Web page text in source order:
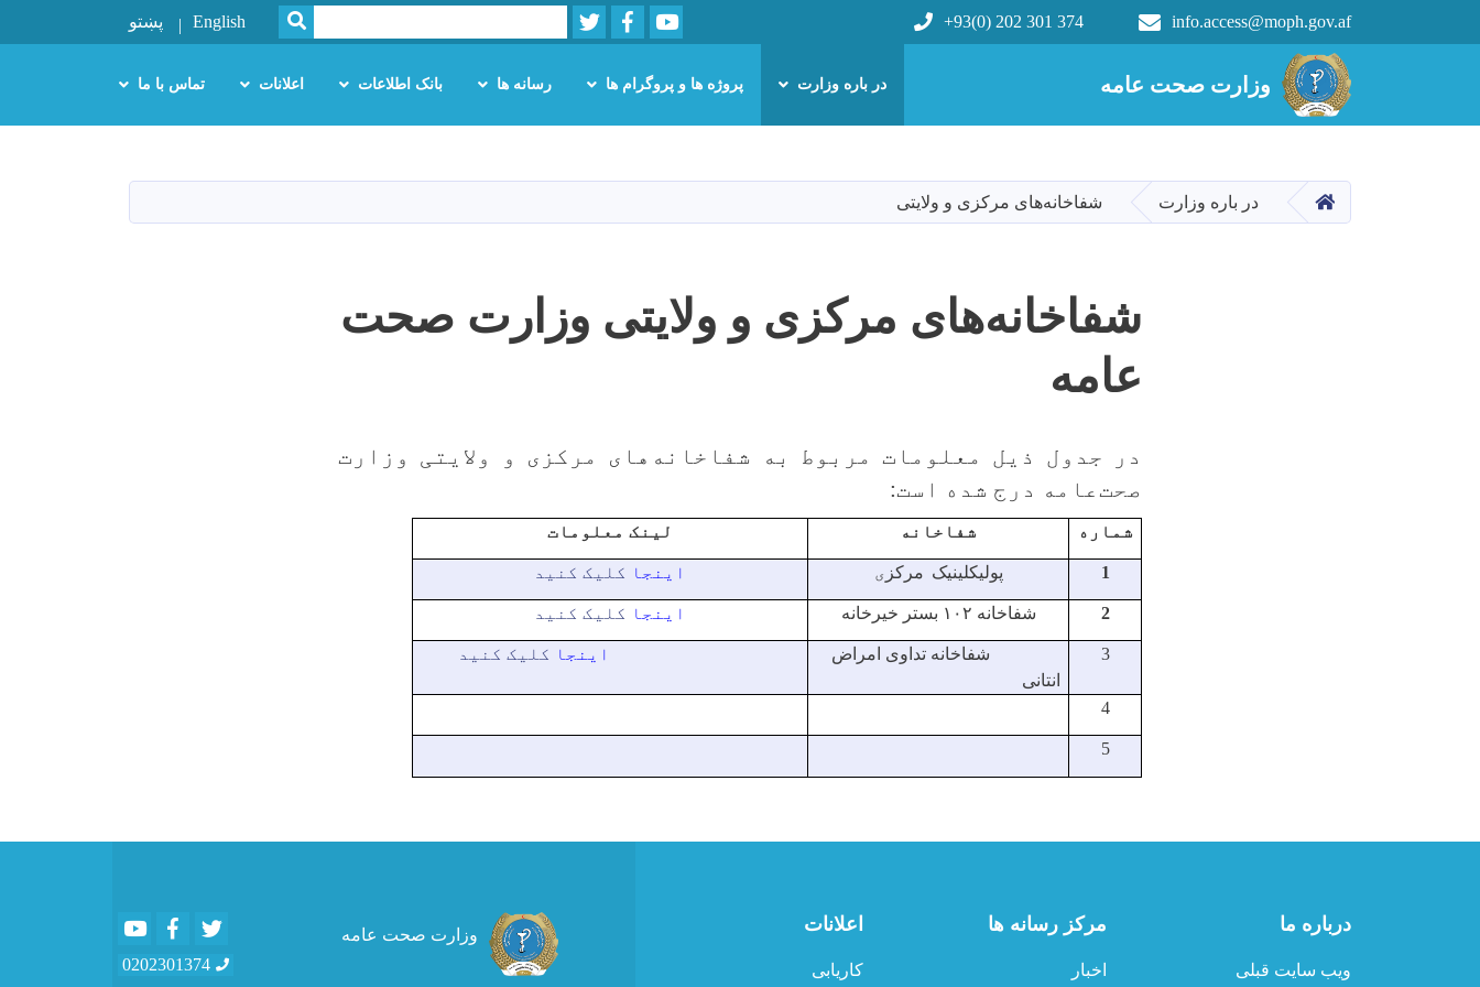
content
وزارت صحت عامه
info.access@moph.gov.af
+93(0) 202 301 374
Youtube
Facebook
Twitter
Search
SEARCH
English پښتو
Main navigation
وزارت صحت عامه در باره وزارت پروژه ها و پروگرام ها رسانه ها بانک اطلاعات اعلانات تماس با ما
HOME در باره وزارت شفاخانه‌های مرکزی و ولایتی
شفاخانه‌های مرکزی و ولایتی وزارت صحت‌
عامه
در جدول ذیل معلومات مربوط به شفاخانه‌های مرکزی و ولایتی وزارت
صحت‌عامه درج شده است:
شماره شفاخانه لینک معلومات
1 پولیکلینیک مرکز ی اینجا کلیک کنید
2 شفاخانه ۱۰۲ بستر خیرخانه اینجا کلیک کنید
3
شفاخانه تداوی امراض
انتانی
اینجا کلیک کنید
4
5
درباره ما
ویب سایت قبلی
مرکز رسانه ها
اخبار
اعلانات
کاریابی
وزارت صحت عامه
YoutubeFacebook
0202301374